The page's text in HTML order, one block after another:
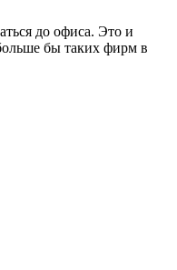
до офиса. Это и
бы таких фирм в